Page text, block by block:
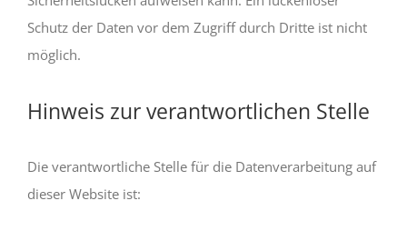
Schutz der Daten vor dem Zugriff durch Dritte ist nicht
möglich.
Hinweis zur verantwortlichen Stelle
Die verantwortliche Stelle für die Datenverarbeitung auf
dieser Website ist: